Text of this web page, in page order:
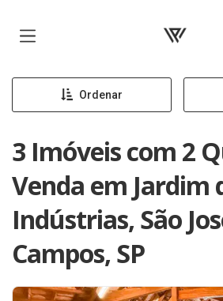
Página
Ordenar
3 Imóveis com 2
Venda em Jardim
Indústrias, São
Campos, SP